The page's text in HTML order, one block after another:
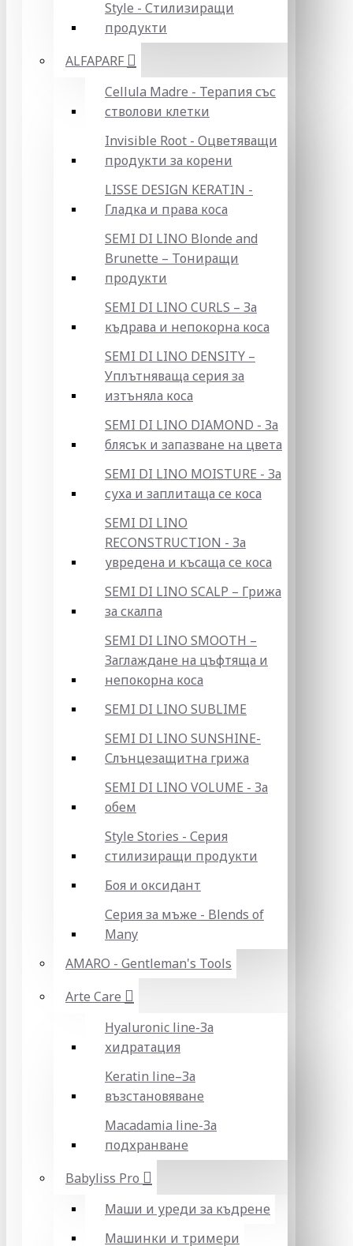
Style - Стилизиращи
продукти
ALFAPARF
Cellula Madre - Терапия със
стволови клетки
Invisible Root - Оцветяващи
продукти за корени
LISSE DESIGN KERATIN -
Гладка и права коса
SEMI DI LINO Blonde and
Brunette – Тониращи
продукти
SEMI DI LINO CURLS – За
къдрава и непокорна коса
SEMI DI LINO DENSITY –
Уплътняваща серия за
изтъняла коса
SEMI DI LINO DIAMOND - За
блясък и запазване на цвета
SEMI DI LINO MOISTURE - За
суха и заплитаща се коса
SEMI DI LINO
RECONSTRUCTION - За
увредена и късаща се коса
SEMI DI LINO SCALP – Грижа
за скалпа
SEMI DI LINO SMOOTH –
Заглаждане на цъфтяща и
непокорна коса
SEMI DI LINO SUBLIME
SEMI DI LINO SUNSHINE-
Слънцезащитна грижа
SEMI DI LINO VOLUME - За
обем
Style Stories - Серия
стилизиращи продукти
Боя и оксидант
Серия за мъже - Blends of
Many
AMARO - Gentleman's Tools
Arte Care
Hyaluronic line-За
хидратация
Keratin line–За
възстановяване
Macadamia line-За
подхранване
Babyliss Pro
Маши и уреди за къдрене
Машинки и тримери